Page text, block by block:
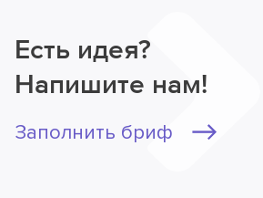
Есть идея?
Напишите нам!
Заполнить бриф